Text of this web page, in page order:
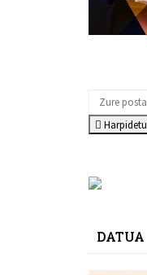
Harpidetu
DATUA